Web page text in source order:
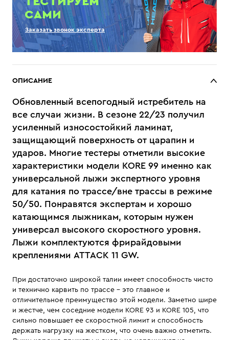
САМИ
Заказать звонок эксперта
ОПИСАНИЕ
Обновленный всепогодный истребитель на
все случаи жизни. В сезоне 22/23 получил
усиленный износостойкий ламинат,
защищающий поверхность от царапин и
ударов. Многие тестеры отметили высокие
характеристики модели KORE 99 именно как
универсальной лыжи экспертного уровня
для катания по трассе/вне трассы в режиме
50/50. Понравятся экспертам и хорошо
катающимся лыжникам, которым нужен
универсал высокого скоростного уровня.
Лыжи комплектуются фрирайдовыми
креплениями ATTACK 11 GW.
При достаточно широкой талии имеет способность чисто
и технично карвить по трассе - это главное и
отличительное преимущество этой модели. Заметно шире
и жестче, чем соседние модели KORE 93 и KORE 105, что
сильно повышает ее скоростной лимит и способность
держать нагрузку на жестком, что очень важно отметить.